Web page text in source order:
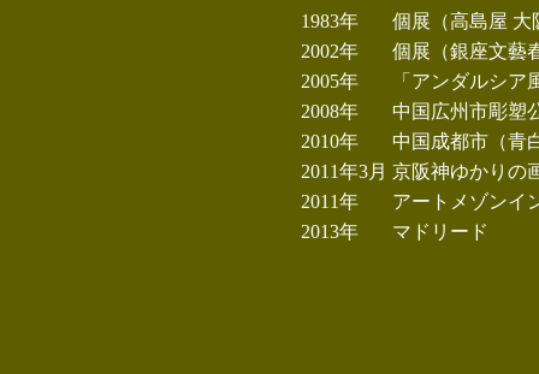
1983年
個展（高島屋 大
2002年
個展（銀座文藝
2005年
「アンダルシ
2008年
中国広州市彫塑
2010年
中国成都市（青
2011年3月 京阪神ゆかりの
2011年
アートメゾンイ
2013年
マドリード